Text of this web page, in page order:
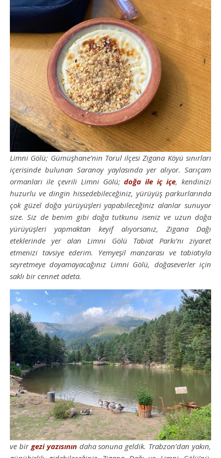
Limni Gölü; Gümüşhane’nin Torul ilçesi Zigana Köyü sınırları
içerisinde bulunan Saranoy yaylasında yer alıyor. Sarıçam
ormanları ile çevrili Limni Gölü;doğa ile iç içe, kendinizi
huzurlu ve dingin hissedebileceğiniz, yürüyüş parkurlarında
çok güzel doğa yürüyüşleri yapabileceğiniz alanlar sunuyor
size. Siz de benim gibi doğa tutkunu iseniz ve uzun doğa
yürüyüşleri yapmaktan keyif alıyorsanız, Zigana Dağı
eteklerinde yer alan Limni Gölü Tabiat Parkı’nı ziyaret
etmenizi tavsiye ederim. Yemyeşil manzarası ve tabiatıyla
seyretmeye doyamayacağınız Limni Gölü, doğaseverler için
saklı bir cennet adeta.
ve birgezi yazısınındaha sonuna geldik. Trabzon’dan yakın,